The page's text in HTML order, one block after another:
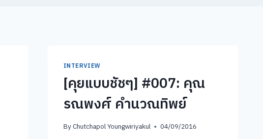
INTERVIEW
[คุยแบบชัชๆ] #007: คุณ
รณพงศ์ คำนวณทิพย์
ByChutchapol Youngwiriyakul 04/09/2016